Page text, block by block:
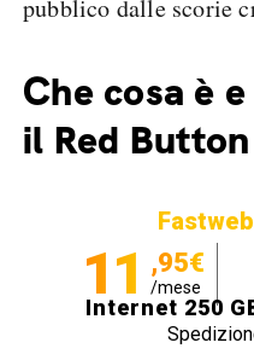
pubblico dalle scorie
Che cosa è
il Red Button
11 ,95€
/mese
Internet 250
Minuti